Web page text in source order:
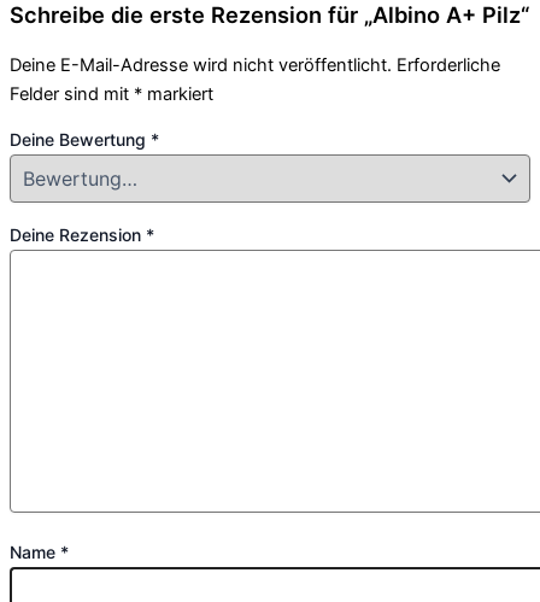
Schreibe die erste Rezension für „Albino A+ Pilz“
Deine E-Mail-Adresse wird nicht veröffentlicht. Erforderliche
Felder sind mit * markiert
Deine Bewertung *
Deine Rezension *
Name *